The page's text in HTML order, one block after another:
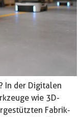
In der Digitalen
wie 3D-
Fabrik-